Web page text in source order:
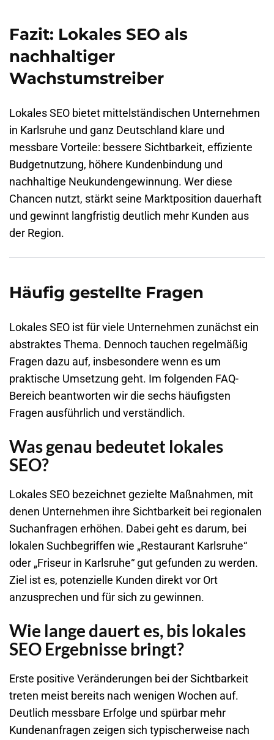
Fazit: Lokales SEO als
nachhaltiger
Wachstumstreiber
Lokales SEO bietet mittelständischen Unternehmen
in Karlsruhe und ganz Deutschland klare und
messbare Vorteile: bessere Sichtbarkeit, effiziente
Budgetnutzung, höhere Kundenbindung und
nachhaltige Neukundengewinnung. Wer diese
Chancen nutzt, stärkt seine Marktposition dauerhaft
und gewinnt langfristig deutlich mehr Kunden aus
der Region.
Häufig gestellte Fragen
Lokales SEO ist für viele Unternehmen zunächst ein
abstraktes Thema. Dennoch tauchen regelmäßig
Fragen dazu auf, insbesondere wenn es um
praktische Umsetzung geht. Im folgenden FAQ-
Bereich beantworten wir die sechs häufigsten
Fragen ausführlich und verständlich.
Was genau bedeutet lokales
SEO?
Lokales SEO bezeichnet gezielte Maßnahmen, mit
denen Unternehmen ihre Sichtbarkeit bei regionalen
Suchanfragen erhöhen. Dabei geht es darum, bei
lokalen Suchbegriffen wie „Restaurant Karlsruhe“
oder „Friseur in Karlsruhe“ gut gefunden zu werden.
Ziel ist es, potenzielle Kunden direkt vor Ort
anzusprechen und für sich zu gewinnen.
Wie lange dauert es, bis lokales
SEO Ergebnisse bringt?
Erste positive Veränderungen bei der Sichtbarkeit
treten meist bereits nach wenigen Wochen auf.
Deutlich messbare Erfolge und spürbar mehr
Kundenanfragen zeigen sich typischerweise nach